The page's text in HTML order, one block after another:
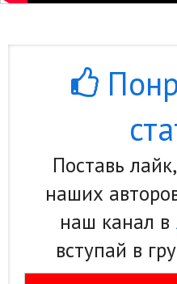
Поставь
наших
наш канал в
вступай в